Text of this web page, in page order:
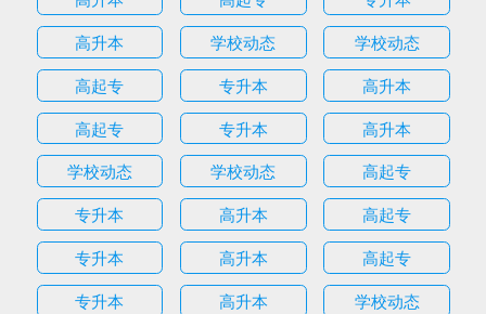
高升本
学校动态
学校动态
高起专
专升本
高升本
高起专
专升本
高升本
学校动态
学校动态
高起专
专升本
高升本
高起专
专升本
高升本
高起专
专升本
高升本
学校动态